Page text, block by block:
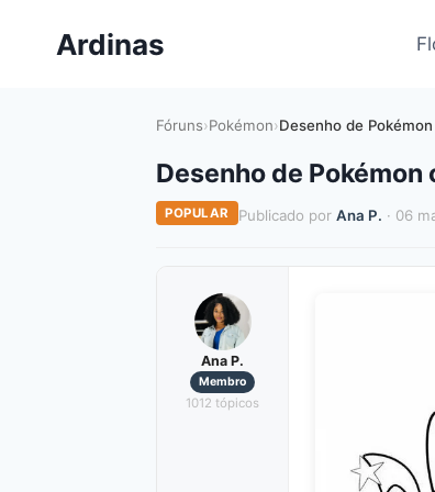
Ardinas
Fóruns›Pokémon›Desenho de
Desenho de
POPULAR Publicado por Ana P. · 06
Ana P.
Membro
1012 tópicos